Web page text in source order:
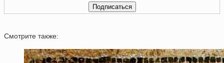
Смотрите также: